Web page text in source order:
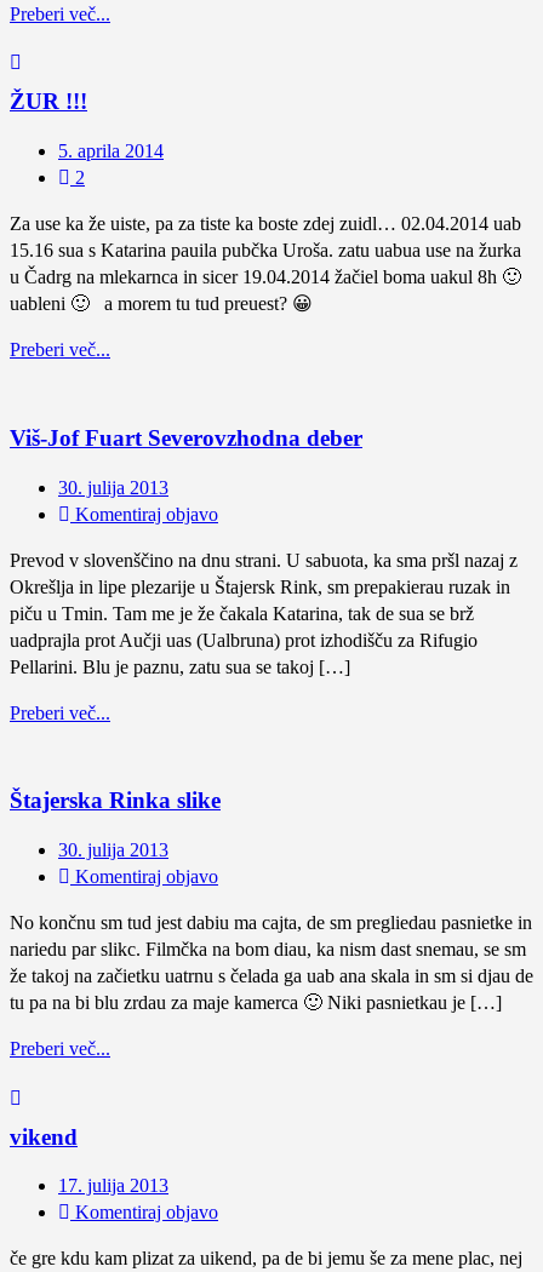
Preberi več...
ŽUR !!!
5. aprila 2014
2
Za use ka že uiste, pa za tiste ka boste zdej zuidl… 02.04.2014 uab
15.16 sua s Katarina pauila pubčka Uroša. zatu uabua use na žurka
u Čadrg na mlekarnca in sicer 19.04.2014 žačiel boma uakul 8h 🙂
uableni 🙂 a morem tu tud preuest? 😀
Preberi več...
Viš-Jof Fuart Severovzhodna deber
30. julija 2013
Komentiraj objavo
Prevod v slovenščino na dnu strani. U sabuota, ka sma pršl nazaj z
Okrešlja in lipe plezarije u Štajersk Rink, sm prepakierau ruzak in
piču u Tmin. Tam me je že čakala Katarina, tak de sua se brž
uadprajla prot Aučji uas (Ualbruna) prot izhodišču za Rifugio
Pellarini. Blu je paznu, zatu sua se takoj […]
Preberi več...
Štajerska Rinka slike
30. julija 2013
Komentiraj objavo
No končnu sm tud jest dabiu ma cajta, de sm pregliedau pasnietke in
nariedu par slikc. Filmčka na bom diau, ka nism dast snemau, se sm
že takoj na začietku uatrnu s čelada ga uab ana skala in sm si djau de
tu pa na bi blu zrdau za maje kamerca 🙂 Niki pasnietkau je […]
Preberi več...
vikend
17. julija 2013
Komentiraj objavo
če gre kdu kam plizat za uikend, pa de bi jemu še za mene plac, nej